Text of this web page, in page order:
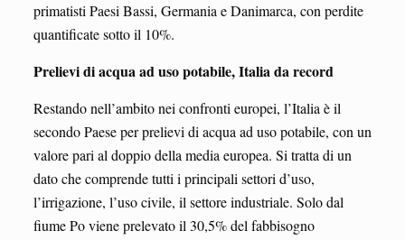
primatisti Paesi Bassi, Germania e Danimarca, con perdite
quantificate sotto il 10%.
Prelievi di acqua ad uso potabile, Italia da record
Restando nell’ambito nei confronti europei, l’Italia è il
secondo Paese per prelievi di acqua ad uso potabile, con un
valore pari al doppio della media europea. Si tratta di un
dato che comprende tutti i principali settori d’uso,
l’irrigazione, l’uso civile, il settore industriale. Solo dal
fiume Po viene prelevato il 30,5% del fabbisogno